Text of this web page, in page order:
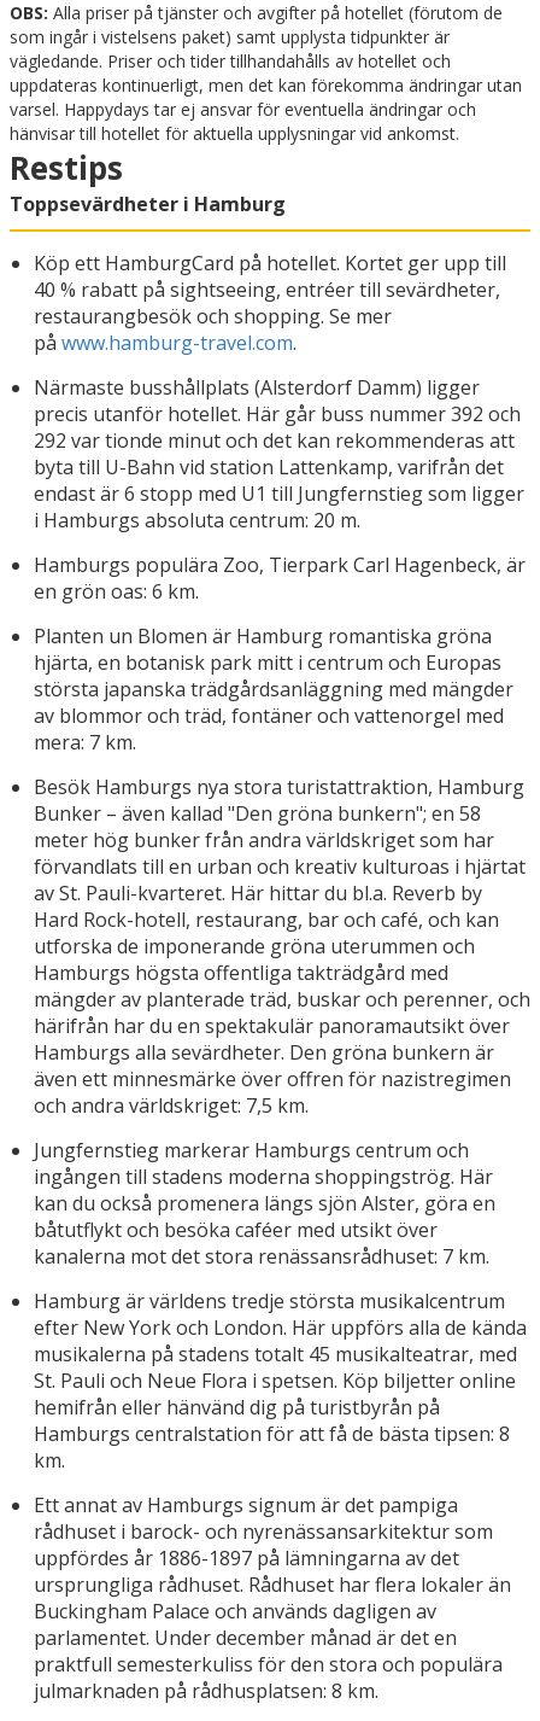
OBS: Alla priser på tjänster och avgifter på hotellet (förutom de
som ingår i vistelsens paket) samt upplysta tidpunkter är
vägledande. Priser och tider tillhandahålls av hotellet och
uppdateras kontinuerligt, men det kan förekomma ändringar utan
varsel. Happydays tar ej ansvar för eventuella ändringar och
hänvisar till hotellet för aktuella upplysningar vid ankomst.
Restips
Toppsevärdheter i Hamburg
Köp ett HamburgCard på hotellet. Kortet ger upp till
40 % rabatt på sightseeing, entréer till sevärdheter,
restaurangbesök och shopping. Se mer
på www.hamburg-travel.com.
Närmaste busshållplats (Alsterdorf Damm) ligger
precis utanför hotellet. Här går buss nummer 392 och
292 var tionde minut och det kan rekommenderas att
byta till U-Bahn vid station Lattenkamp, varifrån det
endast är 6 stopp med U1 till Jungfernstieg som ligger
i Hamburgs absoluta centrum: 20 m.
Hamburgs populära Zoo, Tierpark Carl Hagenbeck, är
en grön oas: 6 km.
Planten un Blomen är Hamburg romantiska gröna
hjärta, en botanisk park mitt i centrum och Europas
största japanska trädgårdsanläggning med mängder
av blommor och träd, fontäner och vattenorgel med
mera: 7 km.
Besök Hamburgs nya stora turistattraktion, Hamburg
Bunker – även kallad "Den gröna bunkern"; en 58
meter hög bunker från andra världskriget som har
förvandlats till en urban och kreativ kulturoas i hjärtat
av St. Pauli-kvarteret. Här hittar du bl.a. Reverb by
Hard Rock-hotell, restaurang, bar och café, och kan
utforska de imponerande gröna uterummen och
Hamburgs högsta offentliga takträdgård med
mängder av planterade träd, buskar och perenner, och
härifrån har du en spektakulär panoramautsikt över
Hamburgs alla sevärdheter. Den gröna bunkern är
även ett minnesmärke över offren för nazistregimen
och andra världskriget: 7,5 km.
Jungfernstieg markerar Hamburgs centrum och
ingången till stadens moderna shoppingströg. Här
kan du också promenera längs sjön Alster, göra en
båtutflykt och besöka caféer med utsikt över
kanalerna mot det stora renässansrådhuset: 7 km.
Hamburg är världens tredje största musikalcentrum
efter New York och London. Här uppförs alla de kända
musikalerna på stadens totalt 45 musikalteatrar, med
St. Pauli och Neue Flora i spetsen. Köp biljetter online
hemifrån eller hänvänd dig på turistbyrån på
Hamburgs centralstation för att få de bästa tipsen: 8
km.
Ett annat av Hamburgs signum är det pampiga
rådhuset i barock- och nyrenässansarkitektur som
uppfördes år 1886-1897 på lämningarna av det
ursprungliga rådhuset. Rådhuset har flera lokaler än
Buckingham Palace och används dagligen av
parlamentet. Under december månad är det en
praktfull semesterkuliss för den stora och populära
julmarknaden på rådhusplatsen: 8 km.